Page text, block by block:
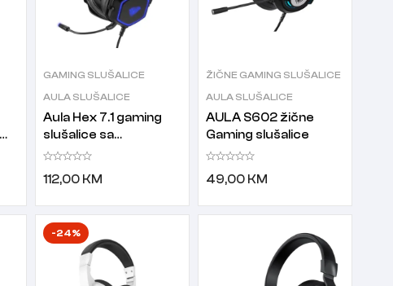
GAMING SLUŠALICE
AULA SLUŠALICE
Aula Hex 7.1 gaming
slušalice sa
mikrofonom
112,00 KM
ŽIČNE GAMING SLUŠALICE
AULA SLUŠALICE
AULA S602 žične
Gaming slušalice
49,00 KM
-24%